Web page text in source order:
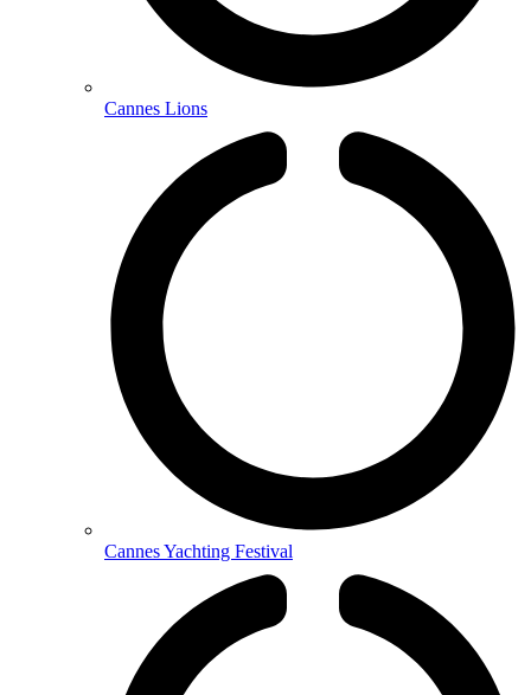
Cannes Lions
Cannes Yachting Festival